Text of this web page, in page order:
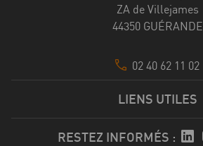
ZA de Villejames
44350 GUÉRANDE
02 40 62 11 02
LIENS UTILES
RESTEZ INFORMÉS :